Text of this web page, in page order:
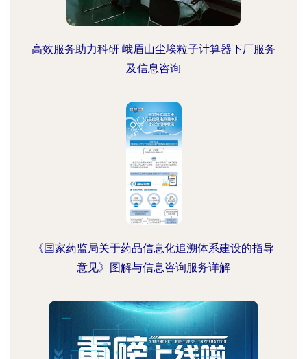
高效服务助力科研 峨眉山尘埃粒子计算器下厂服务
及信息咨询
《国家药监局关于药品信息化追溯体系建设的指导
意见》图解与信息咨询服务详解